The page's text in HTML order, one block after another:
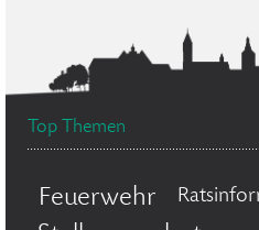
Top Themen
Feuerwehr